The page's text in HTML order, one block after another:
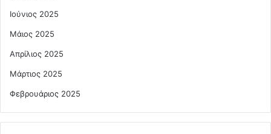
Ιούνιος 2025
Μάιος 2025
Απρίλιος 2025
Μάρτιος 2025
Φεβρουάριος 2025